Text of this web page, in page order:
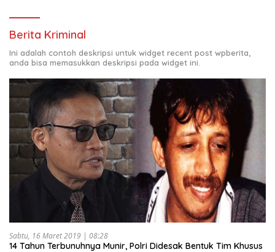
Berita Kriminal
Ini adalah contoh deskripsi untuk widget recent post wpberita,
anda bisa memasukkan deskripsi pada widget ini.
Sabtu, 16 Maret 2019 | 08:28
14 Tahun Terbunuhnya Munir, Polri Didesak Bentuk Tim Khusus